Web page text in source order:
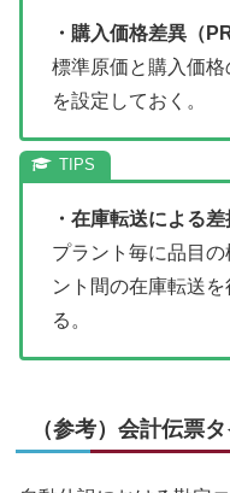
・購入価格差異（
標準原価と購入価
を設定しておく。
・在庫転送による差
プラント毎に品目
ント間の在庫転送
る。
（参考）会計伝票